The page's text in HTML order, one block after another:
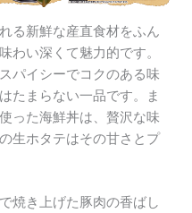
る新鮮な産直食材をふん
わい深くて魅力的です。
パイシーでコクのある味
たまらない一品です。ま
った海鮮丼は、贅沢な味
生ホタテはその甘さとプ
焼き上げた豚肉の香ばし